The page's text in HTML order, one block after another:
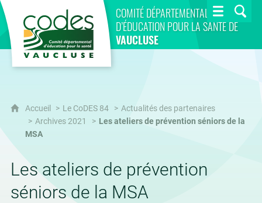
COMITÉ DÉPARTEMENTAL
D’ÉDUCATION POUR LA SANTÉ DE
VAUCLUSE
CoDES 84
Accueil Le CoDES 84
Actualités des partenaires
Archives 2021
Les ateliers de prévention séniors de la
MSA
Les ateliers de prévention
séniors de la MSA